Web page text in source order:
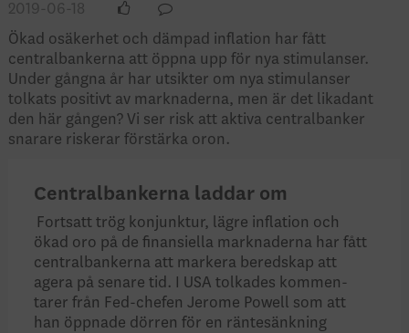
2019-06-18
Ökad osäkerhet och dämpad inflation har fått
centralbankerna att öppna upp för nya stimulanser.
Under gångna år har utsikter om nya stimulanser
tolkats positivt av marknaderna, men är det likadant
den här gången? Vi ser risk att aktiva centralbanker
snarare riskerar förstärka oron.
Centralbankerna laddar om
Fortsatt trög konjunktur, lägre inflation och
ökad oro på de finansiella marknaderna har fått
centralbankerna att markera beredskap att
agera på senare tid. I USA tolkades kommen­
tarer från Fed-chefen Jerome Powell som att
han öppnade dörren för en räntesänkning